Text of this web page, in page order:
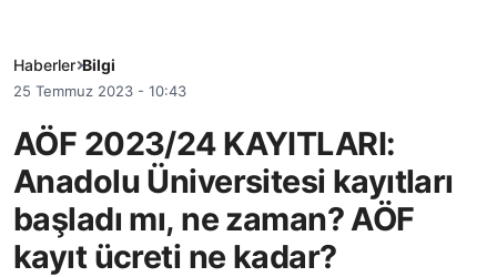
Haberler Bilgi
25 Temmuz 2023 - 10:43
AÖF 2023/24 KAYITLARI:
Anadolu Üniversitesi kayıtları
başladı mı, ne zaman? AÖF
kayıt ücreti ne kadar?